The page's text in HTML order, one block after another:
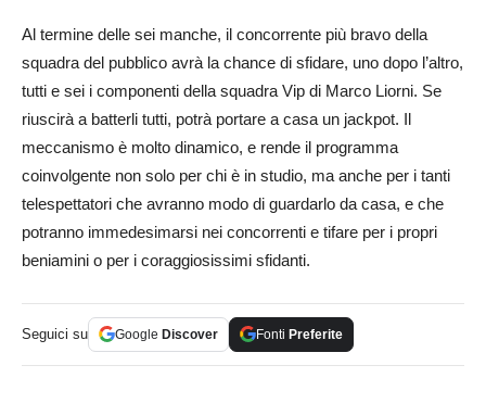
Al termine delle sei manche, il concorrente più bravo della
squadra del pubblico avrà la chance di sfidare, uno dopo l’altro,
tutti e sei i componenti della squadra Vip di Marco Liorni. Se
riuscirà a batterli tutti, potrà portare a casa un jackpot. Il
meccanismo è molto dinamico, e rende il programma
coinvolgente non solo per chi è in studio, ma anche per i tanti
telespettatori che avranno modo di guardarlo da casa, e che
potranno immedesimarsi nei concorrenti e tifare per i propri
beniamini o per i coraggiosissimi sfidanti.
Seguici su Google Discover Fonti Preferite